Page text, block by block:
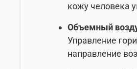
кожу человека
Объемный
Управление
направление